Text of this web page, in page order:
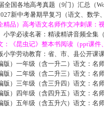
全国各地高考真题（9门）汇总（
新中考暑期早复习（语文、数学
精品）高考语文名师作文冲刺课：
小学必读名著：精读精讲音频全集
：《昆虫记》整本书阅读（ppt课件
小学劳动教育：省、市、县公开课
版）一年级（含一升二）语文：名
版）二年级（含二升三）语文：名
版）三年级（含三升四）语文：名
版）四年级（含四升五）语文：名
版）五年级（含五升六）语文：名